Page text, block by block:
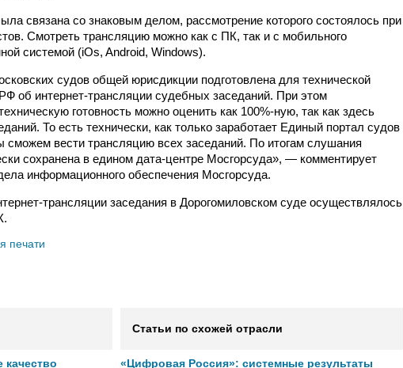
связана со знаковым делом, рассмотрение которого состоялось при
Смотреть трансляцию можно как с ПК, так и с мобильного
системой (iOs, Android, Windows).
судов общей юрисдикции подготовлена для технической
об интернет-трансляции судебных заседаний. При этом
готовность можно оценить как 100%-ную, так как здесь
То есть технически, как только заработает Единый портал судов
вести трансляцию всех заседаний. По итогам слушания
сохранена в едином дата-центре Мосгорсуда», — комментирует
информационного обеспечения Мосгорсуда.
трансляции заседания в Дорогомиловском суде осуществлялось
печати
Статьи по схожей отрасли
«Цифровая Россия»: системные результаты